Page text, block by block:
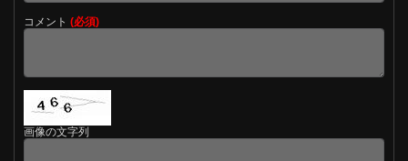
コメント (必須)
画像の文字列